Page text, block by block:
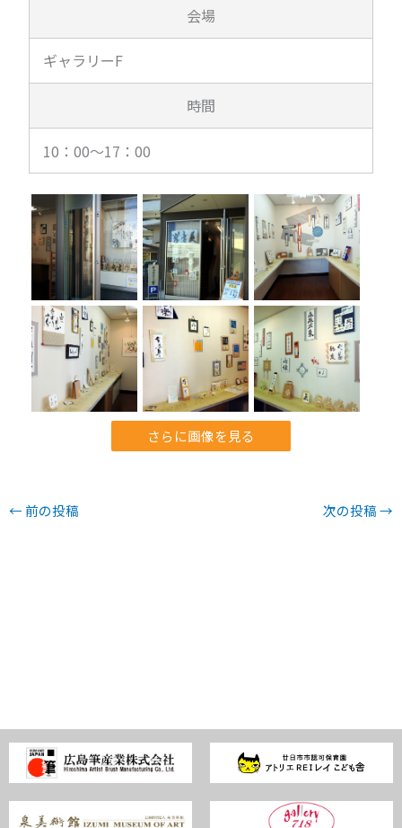
会場
ギャラリーF
時間
10：00～17：00
さらに画像を見る
← 前の投稿 次の投稿→